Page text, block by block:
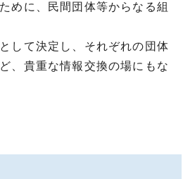
めに、民間団体等からなる組
して決定し、それぞれの団体
、貴重な情報交換の場にもな